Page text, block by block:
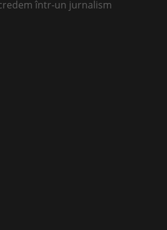
într-un jurnalism